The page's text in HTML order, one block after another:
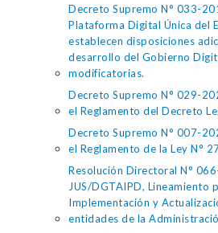
Decreto Supremo N° 033-
Plataforma Digital Única del
establecen disposiciones
desarrollo del Gobierno
modificatorias.
Decreto Supremo N° 029-
el Reglamento del Decreto
Decreto Supremo N° 007-
el Reglamento de la Ley N°
Resolución Directoral N°
JUS/DGTAIPD, Lineamiento
Implementación y
entidades de la